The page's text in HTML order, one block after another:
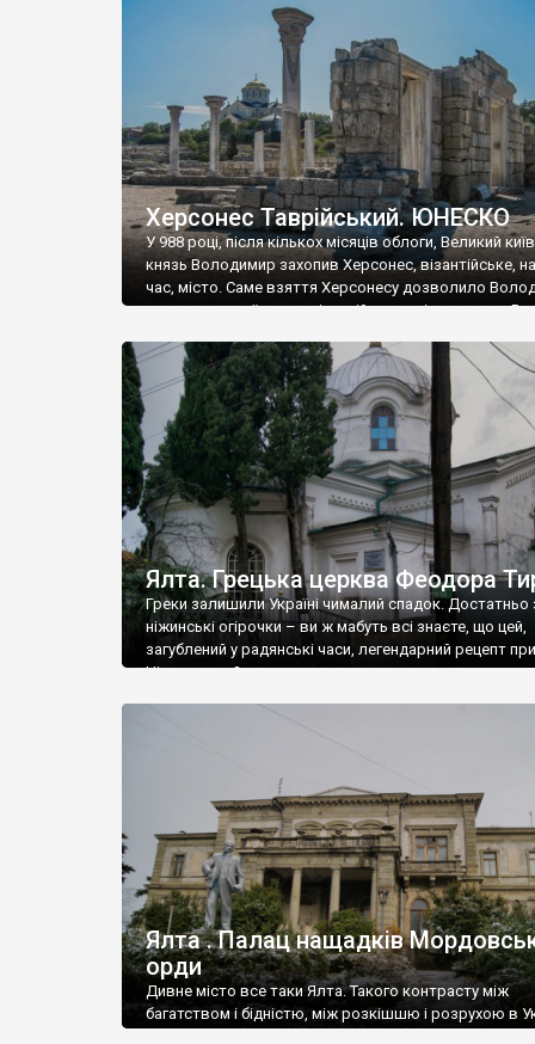
візантійської доби. Раритети викрадені з фондів
культурної спадщини ЮНЕСКО «Херсонеса
Офіційно – на виставку «Золото Візантії», але
влада в Україні вважають це лише […]
Херсонес Таврійський. ЮНЕСКО
У 988 році, після кількох місяців облоги, Великий
князь Володимир захопив Херсонес, візантійське,
час, місто. Саме взяття Херсонесу дозволило
диктувати свої умови візантійському імператору
Херсонесі Володимир-язичник, став Василем-
християнином. А потім було Хрещення Русі. На честь
Херсонесу Таврійського названо місто […]
Ялта. Грецька церква Феодора
Греки залишили Україні чималий спадок. Достатньо
ніжинські огірочки – ви ж мабуть всі знаєте, що цей,
загублений у радянські часи, легендарний рецепт
Ніжин греки?
Ялта . Палац нащадків
орди
Дивне місто все таки Ялта. Такого контрасту між
багатством і бідністю, між розкішшю і розрухою в